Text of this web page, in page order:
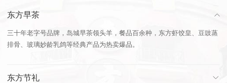
东方早茶
三十年老字号品牌，岛城早茶领头羊，餐品百余种，东方虾饺皇、豆豉蒸
排骨、玻璃妙龄乳鸽等经典产品为热卖爆品。
东方节礼